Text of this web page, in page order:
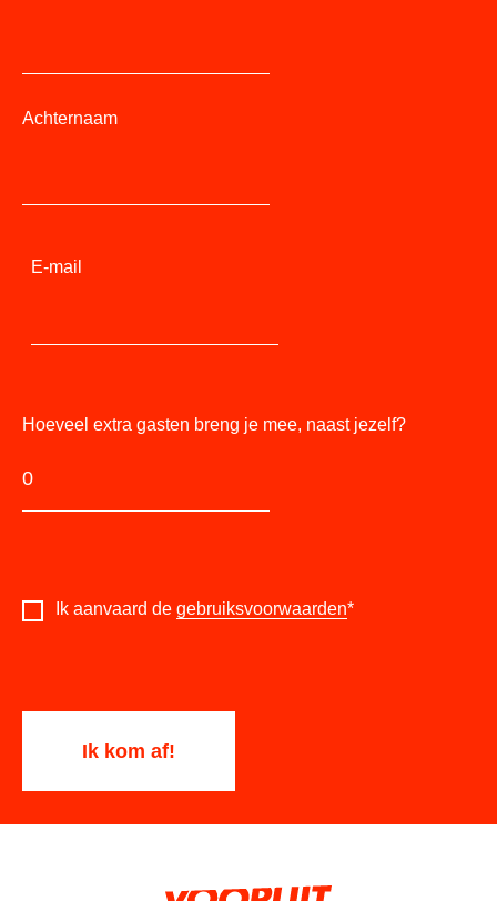
Achternaam
E-mail
Hoeveel extra gasten breng je mee, naast jezelf?
Ik aanvaard de gebruiksvoorwaarden*